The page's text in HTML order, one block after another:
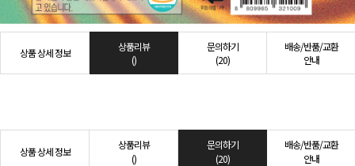
상품 상세 정보
상품리뷰
()
문의하기
(20)
배송/반품/교환
안내
상품 상세 정보
상품리뷰
()
문의하기
(20)
배송/반품/교환
안내